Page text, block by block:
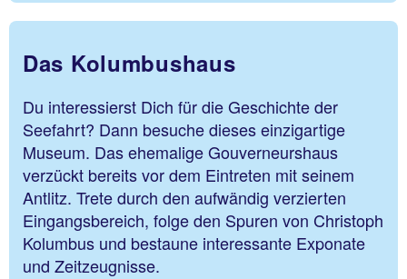
Das Kolumbushaus
Du interessierst Dich für die Geschichte der
Seefahrt? Dann besuche dieses einzigartige
Museum. Das ehemalige Gouverneurshaus
verzückt bereits vor dem Eintreten mit seinem
Antlitz. Trete durch den aufwändig verzierten
Eingangsbereich, folge den Spuren von Christoph
Kolumbus und bestaune interessante Exponate
und Zeitzeugnisse.